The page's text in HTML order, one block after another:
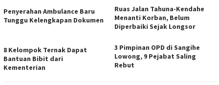
Penyerahan Ambulance Baru
Tunggu Kelengkapan Dokumen
Ruas Jalan Tahuna-Kendahe
Menanti Korban, Belum
Diperbaiki Sejak Longsor
8 Kelompok Ternak Dapat
Bantuan Bibit dari
Kementerian
3 Pimpinan OPD di Sangihe
Lowong, 9 Pejabat Saling
Rebut